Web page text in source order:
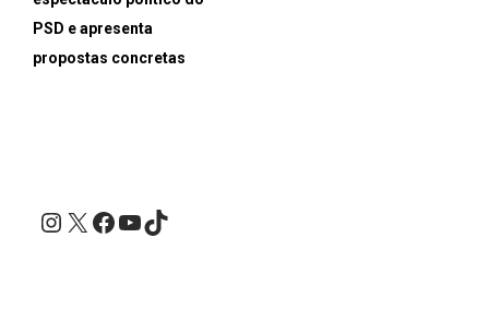
PSD e apresenta
propostas concretas
Instagram
X Facebook
YouTube